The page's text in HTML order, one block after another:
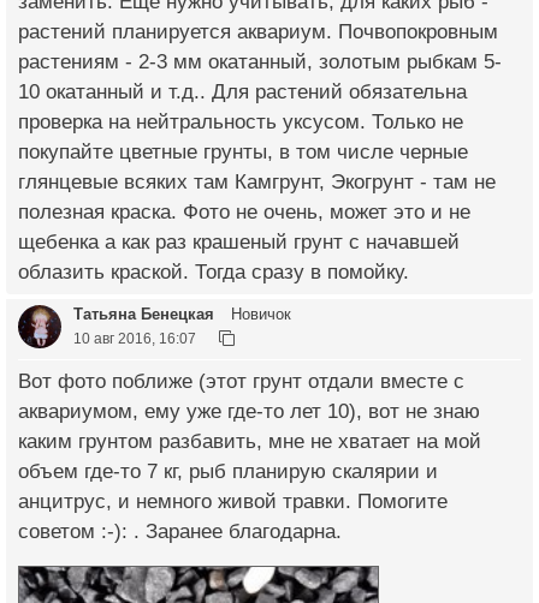
растений планируется аквариум. Почвопокровным
растениям - 2-3 мм окатанный, золотым рыбкам 5-
10 окатанный и т.д.. Для растений обязательна
проверка на нейтральность уксусом. Только не
покупайте цветные грунты, в том числе черные
глянцевые всяких там Камгрунт, Экогрунт - там не
полезная краска. Фото не очень, может это и не
щебенка а как раз крашеный грунт с начавшей
облазить краской. Тогда сразу в помойку.
Татьяна Бенецкая Новичок
10 авг 2016, 16:07
Вот фото поближе (этот грунт отдали вместе с
аквариумом, ему уже где-то лет 10), вот не знаю
каким грунтом разбавить, мне не хватает на мой
объем где-то 7 кг, рыб планирую скалярии и
анцитрус, и немного живой травки. Помогите
советом :-): . Заранее благодарна.